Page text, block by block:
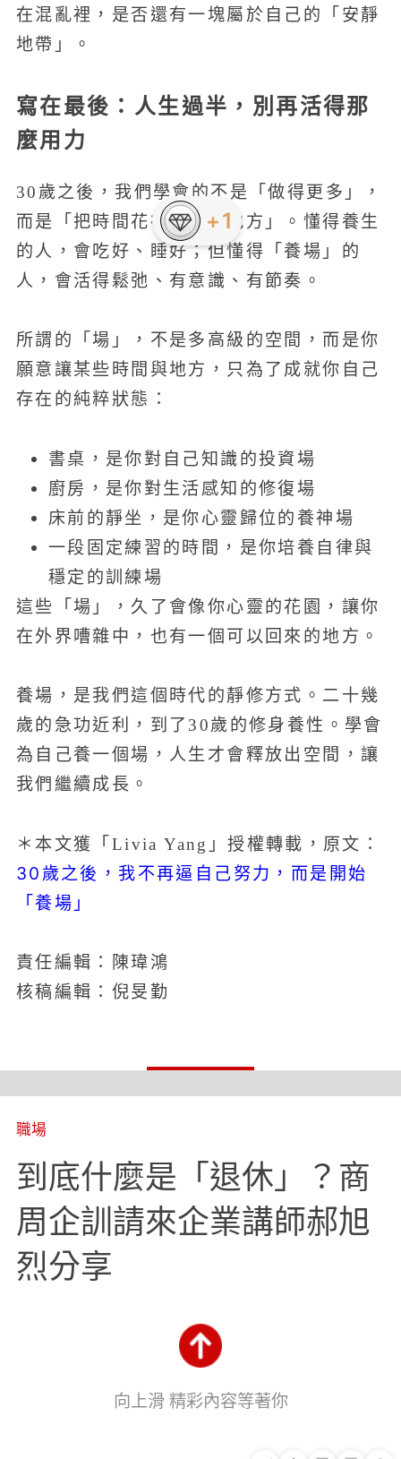
在混亂裡，是否還有一塊屬於自己的「安靜
地帶」。
寫在最後：人生過半，別再活得那
麼用力
30歲之後，我們學會的不是「做得更多」，
而是「把時間花在更對的地方」。懂得養生
的人，會吃好、睡好；但懂得「養場」的
人，會活得鬆弛、有意識、有節奏。
所謂的「場」，不是多高級的空間，而是你
願意讓某些時間與地方，只為了成就你自己
存在的純粹狀態：
書桌，是你對自己知識的投資場
廚房，是你對生活感知的修復場
床前的靜坐，是你心靈歸位的養神場
一段固定練習的時間，是你培養自律與
穩定的訓練場
這些「場」，久了會像你心靈的花園，讓你
在外界嘈雜中，也有一個可以回來的地方。
養場，是我們這個時代的靜修方式。二十幾
歲的急功近利，到了30歲的修身養性。學會
為自己養一個場，人生才會釋放出空間，讓
我們繼續成長。
＊本文獲「Livia Yang」授權轉載，原文：
30歲之後，我不再逼自己努力，而是開始
「養場」
責任編輯：陳瑋鴻
核稿編輯：倪旻勤
職場
到底什麼是「退休」？商
周企訓請來企業講師郝旭
烈分享
向上滑 精彩內容等著你
+1